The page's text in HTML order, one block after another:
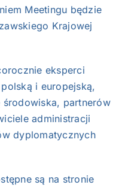
Meetingu będzie
Krajowej
eksperci
i europejską,
środowiska, partnerów
administracji
dyplomatycznych
są na stronie